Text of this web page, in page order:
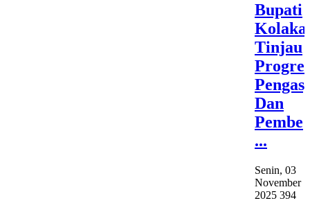
Bupati
Kolaka
Tinjau
Progres
Dan
Pembe
...
Senin, 03
November
2025 394